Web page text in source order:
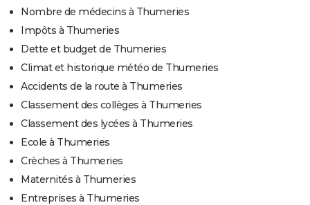
Nombre de médecins à Thumeries
Impôts à Thumeries
Dette et budget de Thumeries
Climat et historique météo de Thumeries
Accidents de la route à Thumeries
Classement des collèges à Thumeries
Classement des lycées à Thumeries
Ecole à Thumeries
Crèches à Thumeries
Maternités à Thumeries
Entreprises à Thumeries